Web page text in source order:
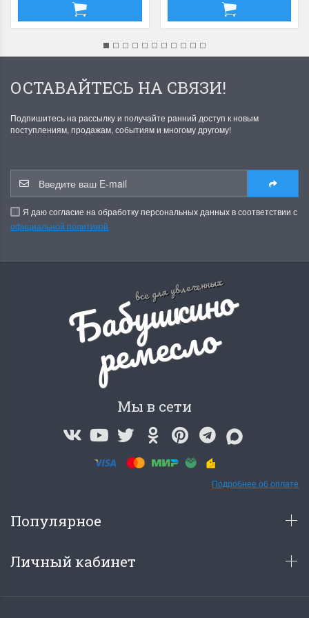
ОСТАВАЙТЕСЬ НА СВЯЗИ!
Подпишитесь на рассылку и получайте ранний доступ к новым
поступлениям, продажам, событиям и многому другому!
Я даю согласие на обработку персональных данных в соответствии с
официальной политикой
все для увлеченных
Б
а
б
у
ш
к
и
н
о
р
е
м
е
с
л
о
Мы в сети
Подробнее об оплате
Популярное
Личный кабинет